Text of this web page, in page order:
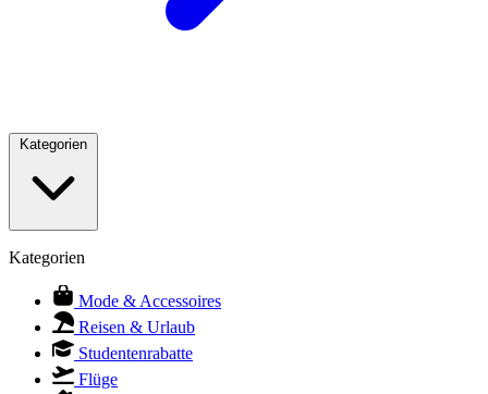
Kategorien
Mode & Accessoires
Reisen & Urlaub
Studentenrabatte
Flüge